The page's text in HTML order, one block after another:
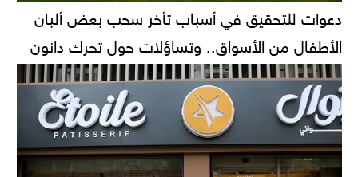
دعوات للتحقيق في أسباب تأخر سحب بعض ألبان
الأطفال من الأسواق.. وتساؤلات حول تحرك دانون